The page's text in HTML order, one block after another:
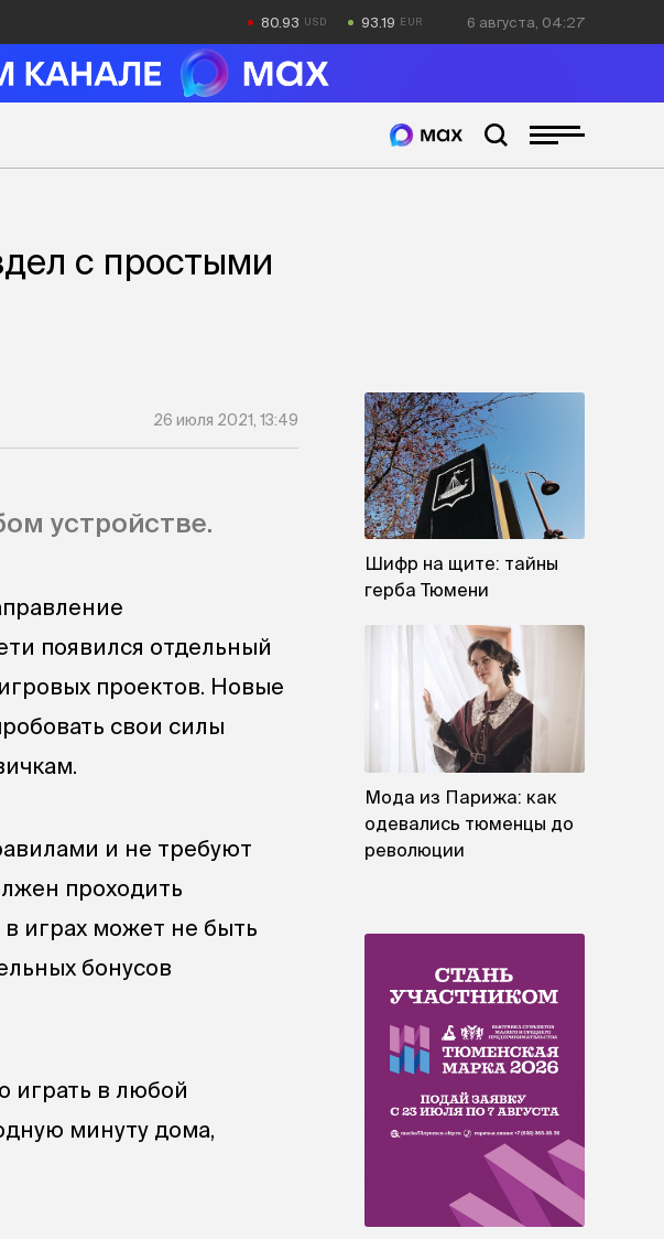
80.93 93.19 6 августа, 04:27
с простыми
26 июля 2021, 13:49
устройстве.
появился отдельный
проектов. Новые
свои силы
и не требуют
проходить
играх может не быть
бонусов
играть в любой
минуту дома,
Шифр на щите: тайны
герба Тюмени
Мода из Парижа: как
одевались тюменцы до
революции